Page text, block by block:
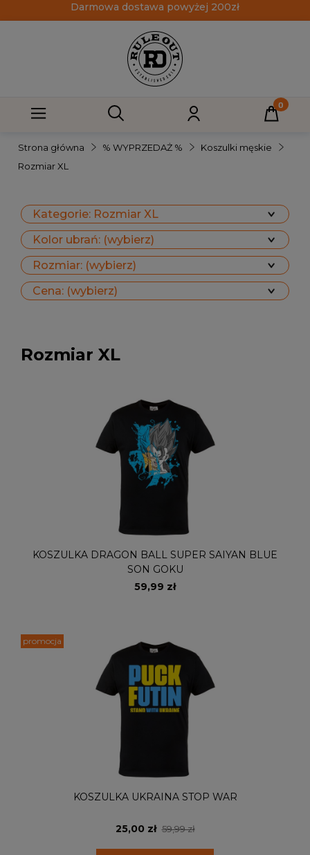
Darmowa dostawa powyżej 200zł
Strona główna % WYPRZEDAŻ %
Koszulki męskie
Rozmiar XL
Kategorie: Rozmiar XL
Kolor ubrań: (wybierz)
Rozmiar: (wybierz)
Cena: (wybierz)
Rozmiar XL
KOSZULKA DRAGON BALL SUPER SAIYAN BLUE
SON GOKU
59,99 zł
KOSZULKA UKRAINA STOP WAR
25,00 zł 59,99 zł
promocja